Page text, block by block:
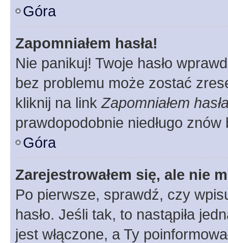
Góra
Zapomniałem hasła!
Nie panikuj! Twoje hasło
bez problemu może zostać
kliknij na linkZapomniałem
prawdopodobnie niedługo
Góra
Zarejestrowałem się, ale nie
Po pierwsze, sprawdź, czy
hasło. Jeśli tak, to nastąpiła
jest włączone, a Ty